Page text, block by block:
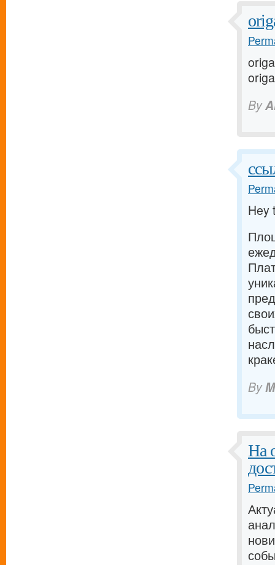
By
Hey
By
На